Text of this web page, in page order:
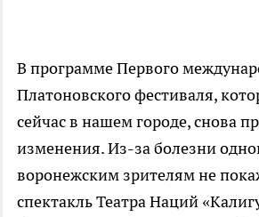
В программе Первого
Платоновского фестиваля,
сейчас в нашем городе, снова
изменения. Из-за болезни
воронежским зрителям не
спектакль Театра Наций